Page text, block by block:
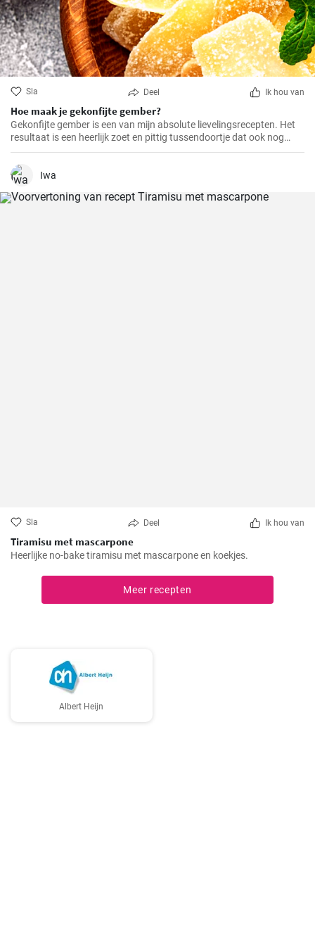
Sla Deel Ik hou van
Hoe maak je gekonfijte gember?
Gekonfijte gember is een van mijn absolute lievelingsrecepten. Het
resultaat is een heerlijk zoet en pittig tussendoortje dat ook nog
eens goed is voor je spijsvertering. Het is helemaal zelfgemaakt en
smaakt veel beter dan de versie uit de winkel. Het is heel makkelijk te
maken, je hebt alleen een beetje geduld en tijd nodig.
Iwa
Sla Deel Ik hou van
Tiramisu met mascarpone
Heerlijke no-bake tiramisu met mascarpone en koekjes.
Meer recepten
Albert Heijn